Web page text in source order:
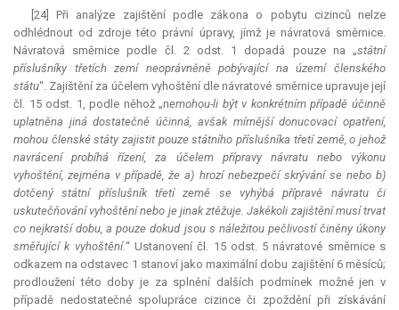
[24] Při analýze zajištění podle zákona o pobytu cizinců nelze
odhlédnout od zdroje této právní úpravy, jímž je návratová směrnice.
Návratová směrnice podle čl. 2 odst. 1 dopadá pouze na „státní
příslušníky třetích zemí neoprávněně pobývající na území členského
státu“. Zajištění za účelem vyhoštění dle návratové směrnice upravuje její
čl. 15 odst. 1, podle něhož „nemohou-li být v konkrétním případě účinně
uplatněna jiná dostatečně účinná, avšak mírnější donucovací opatření,
mohou členské státy zajistit pouze státního příslušníka třetí země, o jehož
navrácení probíhá řízení, za účelem přípravy návratu nebo výkonu
vyhoštění, zejména v případě, že a) hrozí nebezpečí skrývání se nebo b)
dotčený státní příslušník třetí země se vyhýbá přípravě návratu či
uskutečňování vyhoštění nebo je jinak ztěžuje. Jakékoli zajištění musí trvat
co nejkratší dobu, a pouze dokud jsou s náležitou pečlivostí činěny úkony
směřující k vyhoštění.“ Ustanovení čl. 15 odst. 5 návratové směrnice s
odkazem na odstavec 1 stanoví jako maximální dobu zajištění 6 měsíců;
prodloužení této doby je za splnění dalších podmínek možné jen v
případě nedostatečné spolupráce cizince či zpoždění při získávání